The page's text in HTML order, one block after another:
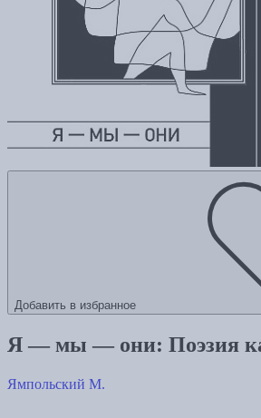
Добавить в избранное
Я — мы — они: Поэзия
Ямпольский М.